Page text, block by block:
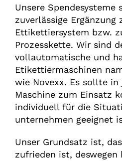
Unsere Spendesysteme
zuverlässige Ergänzung
Ettikettiersystem bzw.
Prozesskette. Wir sind
vollautomatische und
Etikettiermaschinen
wie Novexx. Es sollte in
Maschine zum Einsatz
individuell für die
unternehmen geeignet
Unser Grundsatz ist,
zufrieden ist,